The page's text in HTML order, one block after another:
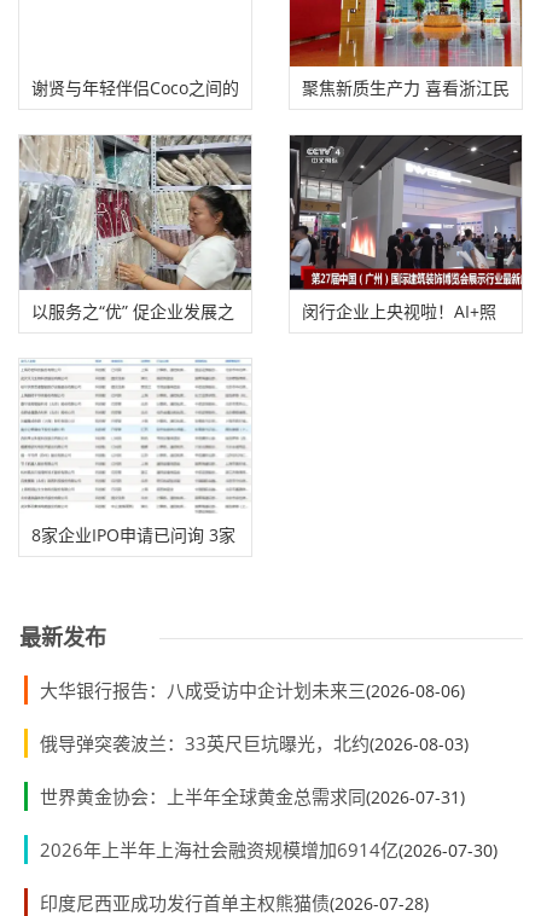
谢贤与年轻伴侣Coco之间的
这段跨越年龄的
聚焦新质生产力 喜看浙江民
营企业的突围
以服务之“优” 促企业发展之
“进”
闵行企业上央视啦！AI+照
8家企业IPO申请已问询 3家
最新发布
大华银行报告：八成受访中企计划未来三(2026-08-06)
俄导弹突袭波兰：33英尺巨坑曝光，北约(2026-08-03)
世界黄金协会：上半年全球黄金总需求同(2026-07-31)
2026年上半年上海社会融资规模增加6914亿(2026-07-30)
印度尼西亚成功发行首单主权熊猫债(2026-07-28)